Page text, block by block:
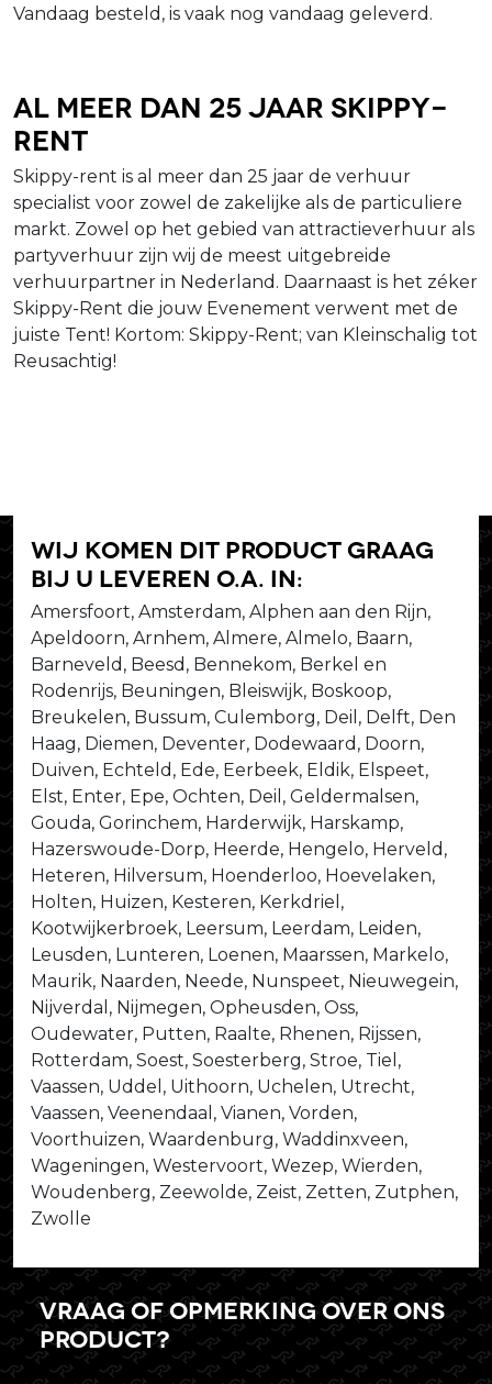
Vandaag besteld, is vaak nog vandaag geleverd.
Al meer dan 25 jaar Skippy-
Rent
Skippy-rent is al meer dan 25 jaar de verhuur
specialist voor zowel de zakelijke als de particuliere
markt. Zowel op het gebied van attractieverhuur als
partyverhuur zijn wij de meest uitgebreide
verhuurpartner in Nederland. Daarnaast is het zéker
Skippy-Rent die jouw Evenement verwent met de
juiste Tent! Kortom: Skippy-Rent; van Kleinschalig tot
Reusachtig!
Wij komen dit product graag
bij u leveren o.a. in:
Amersfoort, Amsterdam, Alphen aan den Rijn,
Apeldoorn, Arnhem, Almere, Almelo, Baarn,
Barneveld, Beesd, Bennekom, Berkel en
Rodenrijs, Beuningen, Bleiswijk, Boskoop,
Breukelen, Bussum, Culemborg, Deil, Delft, Den
Haag, Diemen, Deventer, Dodewaard, Doorn,
Duiven, Echteld, Ede, Eerbeek, Eldik, Elspeet,
Elst, Enter, Epe, Ochten, Deil, Geldermalsen,
Gouda, Gorinchem, Harderwijk, Harskamp,
Hazerswoude-Dorp, Heerde, Hengelo, Herveld,
Heteren, Hilversum, Hoenderloo, Hoevelaken,
Holten, Huizen, Kesteren, Kerkdriel,
Kootwijkerbroek, Leersum, Leerdam, Leiden,
Leusden, Lunteren, Loenen, Maarssen, Markelo,
Maurik, Naarden, Neede, Nunspeet, Nieuwegein,
Nijverdal, Nijmegen, Opheusden, Oss,
Oudewater, Putten, Raalte, Rhenen, Rijssen,
Rotterdam, Soest, Soesterberg, Stroe, Tiel,
Vaassen, Uddel, Uithoorn, Uchelen, Utrecht,
Vaassen, Veenendaal, Vianen, Vorden,
Voorthuizen, Waardenburg, Waddinxveen,
Wageningen, Westervoort, Wezep, Wierden,
Woudenberg, Zeewolde, Zeist, Zetten, Zutphen,
Zwolle
Vraag of opmerking over ons
product?